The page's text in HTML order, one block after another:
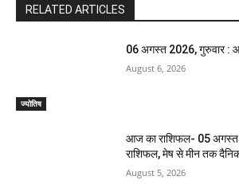
RELATED ARTICLES
ज्योतिष
06 अगस्त 2026, गुरुवार :
August 6, 2026
आज का राशिफल- 05
राशिफल, मेष से मीन तक
August 5, 2026